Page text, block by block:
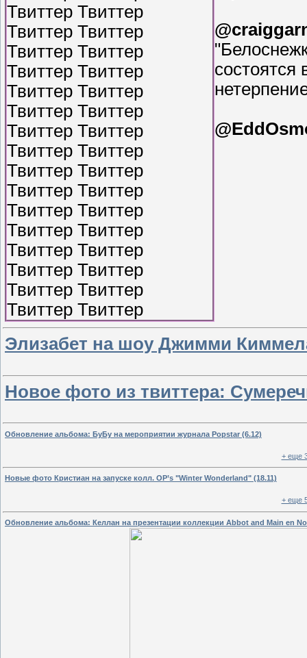
состоятся
Элизабет на шоу Джимми
Новое фото из твиттера:
Обновление альбома: БуБу на мероприятии журнала Popstar (6.12)
+ еще
Новые фото Кристиан на запуске колл. OP’s "Winter Wonderland" (18.11)
+ еще
Обновление альбома: Келлан на презентации коллекции Abbot and Main en